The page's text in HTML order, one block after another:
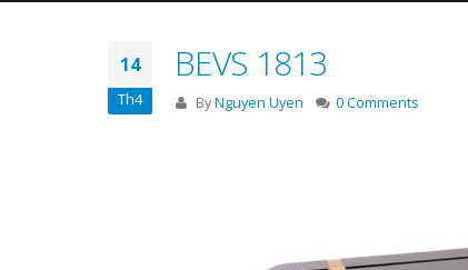
14
Th4
BEVS 1813
ByNguyen Uyen 0 Comments